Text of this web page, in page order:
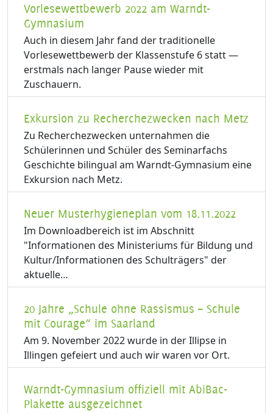
Vorlesewettbewerb 2022 am Warndt-
Gymnasium
Auch in diesem Jahr fand der traditionelle
Vorlesewettbewerb der Klassenstufe 6 statt —
erstmals nach langer Pause wieder mit
Zuschauern.
Exkursion zu Recherchezwecken nach Metz
Zu Recherchezwecken unternahmen die
Schülerinnen und Schüler des Seminarfachs
Geschichte bilingual am Warndt-Gymnasium eine
Exkursion nach Metz.
Neuer Musterhygieneplan vom 18.11.2022
Im Downloadbereich ist im Abschnitt
"Informationen des Ministeriums für Bildung und
Kultur/Informationen des Schulträgers" der
aktuelle…
20 Jahre „Schule ohne Rassismus – Schule
mit Courage“ im Saarland
Am 9. November 2022 wurde in der Illipse in
Illingen gefeiert und auch wir waren vor Ort.
Warndt-Gymnasium offiziell mit AbiBac-
Plakette ausgezeichnet